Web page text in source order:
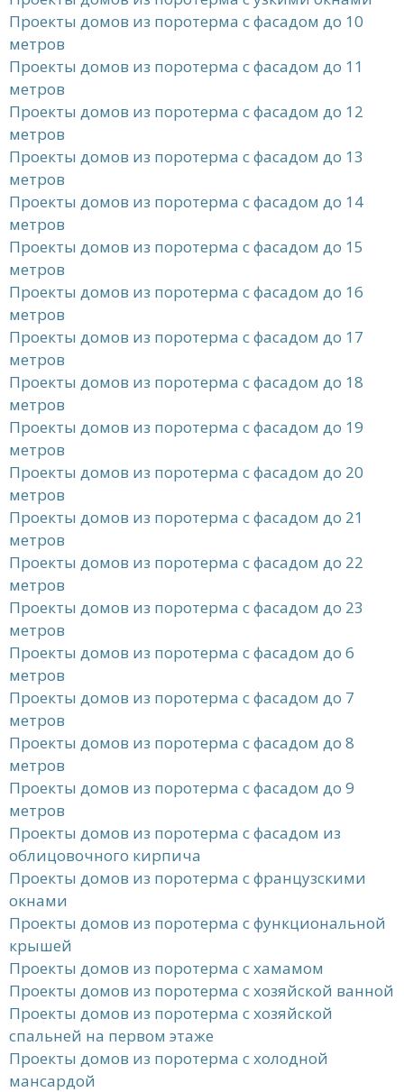
Проекты домов из поротерма с фасадом до 10
метров
Проекты домов из поротерма с фасадом до 11
метров
Проекты домов из поротерма с фасадом до 12
метров
Проекты домов из поротерма с фасадом до 13
метров
Проекты домов из поротерма с фасадом до 14
метров
Проекты домов из поротерма с фасадом до 15
метров
Проекты домов из поротерма с фасадом до 16
метров
Проекты домов из поротерма с фасадом до 17
метров
Проекты домов из поротерма с фасадом до 18
метров
Проекты домов из поротерма с фасадом до 19
метров
Проекты домов из поротерма с фасадом до 20
метров
Проекты домов из поротерма с фасадом до 21
метров
Проекты домов из поротерма с фасадом до 22
метров
Проекты домов из поротерма с фасадом до 23
метров
Проекты домов из поротерма с фасадом до 6
метров
Проекты домов из поротерма с фасадом до 7
метров
Проекты домов из поротерма с фасадом до 8
метров
Проекты домов из поротерма с фасадом до 9
метров
Проекты домов из поротерма с фасадом из
облицовочного кирпича
Проекты домов из поротерма с французскими
окнами
Проекты домов из поротерма с функциональной
крышей
Проекты домов из поротерма с хамамом
Проекты домов из поротерма с хозяйской ванной
Проекты домов из поротерма с хозяйской
спальней на первом этаже
Проекты домов из поротерма с холодной
мансардой